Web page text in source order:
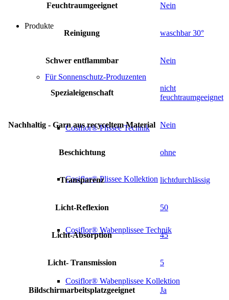
Produkte
Für Sonnenschutz-Produzenten
Cosiflor® Plissee Technik
Cosiflor® Plissee Kollektion
Cosiflor® Wabenplissee Technik
Cosiflor® Wabenplissee Kollektion
Feuchtraumgeeignet Nein
Reinigung waschbar 30°
Schwer entflammbar Nein
Spezialeigenschaft
nicht
feuchtraumgeeignet
Nachhaltig - Garn aus recyceltem Material Nein
Beschichtung ohne
Transparenz lichtdurchlässig
Licht-Reflexion 50
Licht-Absorption 45
Licht- Transmission 5
Bildschirmarbeitsplatzgeeignet Ja